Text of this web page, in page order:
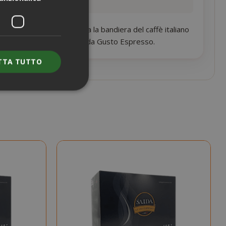
un secolo porta alta la bandiera del caffè italiano
qualità-prezzo su Saida Gusto Espresso.
TUTTO
senza i cookie